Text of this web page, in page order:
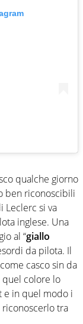
qualche giorno
ben riconoscibili
Leclerc si va
inglese. Una
al “giallo
da pilota. Il
casco sin da
quel colore lo
e in quel modo i
riconoscerlo tra